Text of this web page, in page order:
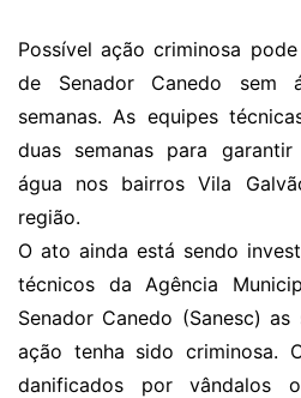
Possível ação criminosa
de Senador Canedo sem
semanas. As equipes
duas semanas para
água nos bairros Vila
região.
O ato ainda está sendo
técnicos da Agência
Senador Canedo (Sanesc)
ação tenha sido criminosa.
danificados por vândalos